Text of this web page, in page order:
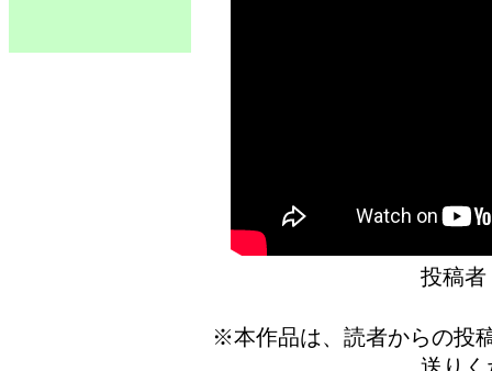
投稿
※本作品は、読者からの投